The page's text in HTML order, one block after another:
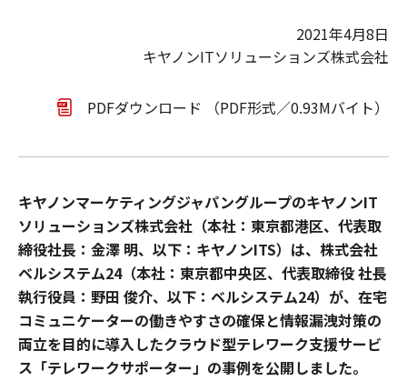
2021年4月8日
キヤノンITソリューションズ株式会社
PDFダウンロード （PDF形式／0.93Mバイト）
キヤノンマーケティングジャパングループのキヤノンIT
ソリューションズ株式会社（本社：東京都港区、代表取
締役社長：金澤 明、以下：キヤノンITS）は、株式会社
ベルシステム24（本社：東京都中央区、代表取締役 社長
執行役員：野田 俊介、以下：ベルシステム24）が、在宅
コミュニケーターの働きやすさの確保と情報漏洩対策の
両立を目的に導入したクラウド型テレワーク支援サービ
ス「テレワークサポーター」の事例を公開しました。